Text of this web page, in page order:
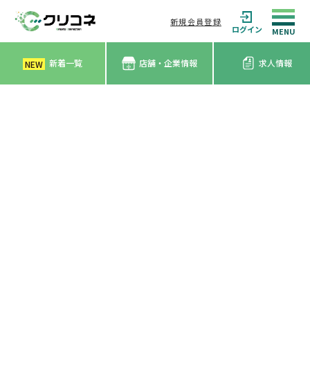
新規会員登録
ログイン
NEW 新着一覧 店舗・企業情報 求人情報